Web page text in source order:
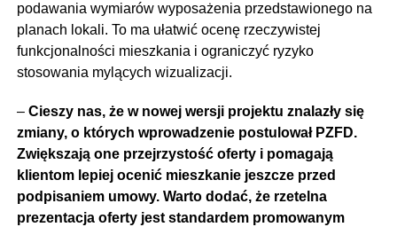
podawania wymiarów wyposażenia przedstawionego na
planach lokali. To ma ułatwić ocenę rzeczywistej
funkcjonalności mieszkania i ograniczyć ryzyko
stosowania mylących wizualizacji.
– Cieszy nas, że w nowej wersji projektu znalazły się
zmiany, o których wprowadzenie postulował PZFD.
Zwiększają one przejrzystość oferty i pomagają
klientom lepiej ocenić mieszkanie jeszcze przed
podpisaniem umowy. Warto dodać, że rzetelna
prezentacja oferty jest standardem promowanym